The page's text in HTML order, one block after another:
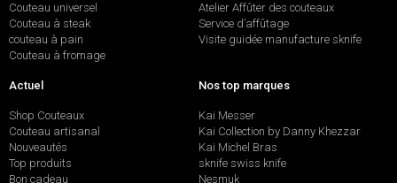
Couteau universel
Couteau à steak
couteau à pain
Couteau à fromage
Atelier Affûter des couteaux
Service d’affûtage
Visite guidée manufacture sknife
Actuel
Shop Couteaux
Couteau artisanal
Nouveautés
Top produits
Bon cadeau
Nos top marques
Kai Messer
Kai Collection by Danny Khezzar
Kai Michel Bras
sknife swiss knife
Nesmuk